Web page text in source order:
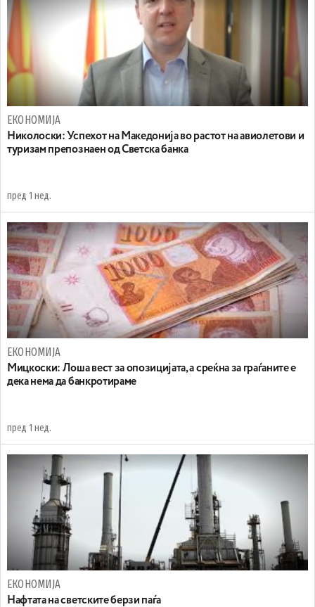
ЕКОНОМИЈА
Николоски: Успехот на Македонија во растот на авиолетови и
туризам препознаен од Светска банка
пред 1 нед.
ЕКОНОМИЈА
Мицкоски: Лоша вест за опозицијата, а среќна за граѓаните е
дека нема да банкротираме
пред 1 нед.
ЕКОНОМИЈА
Нафтата на светските берзи паѓа